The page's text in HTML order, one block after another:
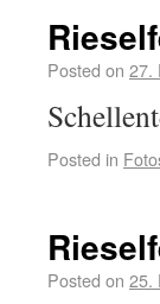
Posted on 27.
Posted in
Posted on 25.